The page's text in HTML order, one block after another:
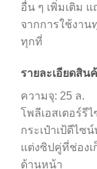
อื่น ๆ เพิ่มเติม
จากการใช้งา
ทุกที่
รายละเอียดสิน
ความจุ: 25 ล.
โพลีเอสเตอร์รี
กระเป๋าเป้ดีไซ
แต่งซิปคู่ที่ช่องเ
ด้านหน้า